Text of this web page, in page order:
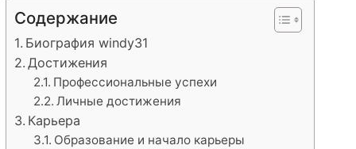
Содержание
Биография windy31
Достижения
Профессиональные успехи
Личные достижения
Карьера
Образование и начало карьеры